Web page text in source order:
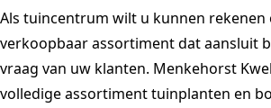
Als tuincentrum wilt u kunnen rekenen
verkoopbaar assortiment dat aansluit
vraag van uw klanten. Menkehorst
volledige assortiment tuinplanten en